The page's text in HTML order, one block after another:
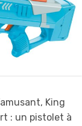
King
: un pistolet à